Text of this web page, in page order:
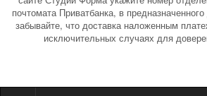
почтомата Приватбанка, в
забывайте, что доставка наложенным
исключительных случаях для